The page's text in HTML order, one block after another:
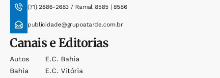
(71) 2886-2683 / Ramal 8585 | 8586
publicidade@grupoatarde.com.br
Canais e Editorias
Autos
Bahia
E.c. Bahia
E.c. Vitória